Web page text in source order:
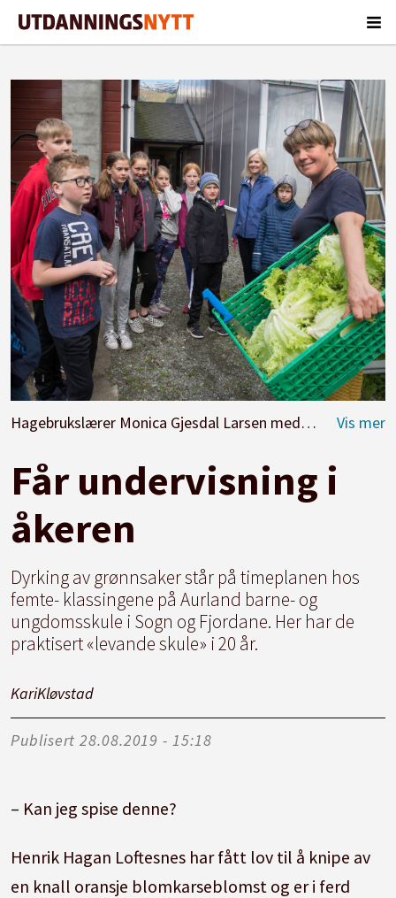
Hagebrukslærer Monica Gjesdal Larsen med elevene Noah Andreas Sleire, Henrik Hagan Loftesnes, Jøran Julusmoen Bakk, Maja Turlid, Fredrika Hindriks, Eirin Ryum Marsh, Celina Øyum, Emil Aas og Isak Tokvam og kontaktlærer Monica Hartveit. Foto: Kari Kløvstad
Får undervisning i
åkeren
Dyrking av grønnsaker står på timeplanen hos
femte- klassingene på Aurland barne- og
ungdomsskule i Sogn og Fjordane. Her har de
praktisert «levande skule» i 20 år.
KariKløvstad
Publisert 28.08.2019 - 15:18
– Kan jeg spise denne?
Henrik Hagan Loftesnes har fått lov til å knipe av
en knall oransje blomkarseblomst og er i ferd